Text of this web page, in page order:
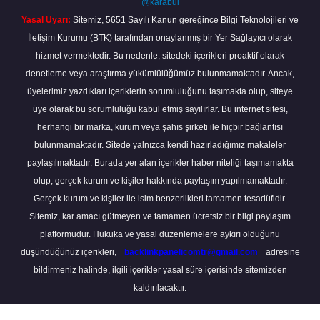
@karabul
Yasal Uyarı: Sitemiz, 5651 Sayılı Kanun gereğince Bilgi Teknolojileri ve
İletişim Kurumu (BTK) tarafından onaylanmış bir Yer Sağlayıcı olarak
hizmet vermektedir. Bu nedenle, sitedeki içerikleri proaktif olarak
denetleme veya araştırma yükümlülüğümüz bulunmamaktadır. Ancak,
üyelerimiz yazdıkları içeriklerin sorumluluğunu taşımakta olup, siteye
üye olarak bu sorumluluğu kabul etmiş sayılırlar. Bu internet sitesi,
herhangi bir marka, kurum veya şahıs şirketi ile hiçbir bağlantısı
bulunmamaktadır. Sitede yalnızca kendi hazırladığımız makaleler
paylaşılmaktadır. Burada yer alan içerikler haber niteliği taşımamakta
olup, gerçek kurum ve kişiler hakkında paylaşım yapılmamaktadır.
Gerçek kurum ve kişiler ile isim benzerlikleri tamamen tesadüfidir.
Sitemiz, kar amacı gütmeyen ve tamamen ücretsiz bir bilgi paylaşım
platformudur. Hukuka ve yasal düzenlemelere aykırı olduğunu
düşündüğünüz içerikleri,
backlinkpanelicomtr@gmail.com
adresine
bildirmeniz halinde, ilgili içerikler yasal süre içerisinde sitemizden
kaldırılacaktır.